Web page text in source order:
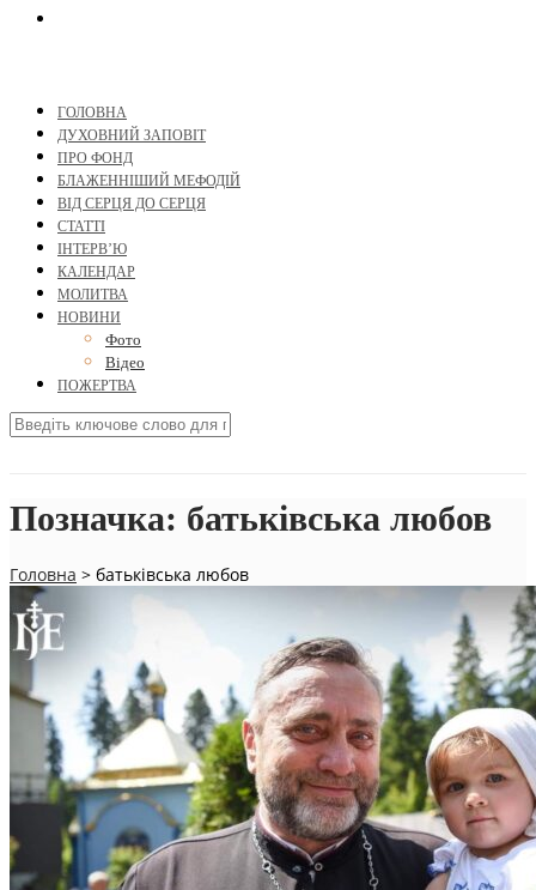
ГОЛОВНА
ДУХОВНИЙ ЗАПОВІТ
ПРО ФОНД
БЛАЖЕННІШИЙ МЕФОДІЙ
ВІД СЕРЦЯ ДО СЕРЦЯ
СТАТТІ
ІНТЕРВ’Ю
КАЛЕНДАР
МОЛИТВА
НОВИНИ
Фото
Відео
ПОЖЕРТВА
Позначка: батьківська любов
Головна > батьківська любов